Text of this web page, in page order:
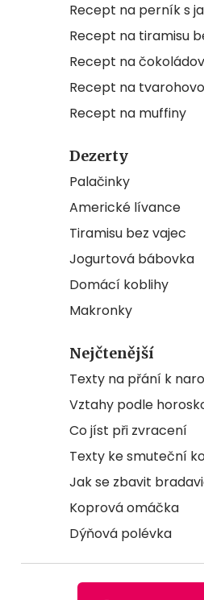
Recept na perník s
Recept na tiramisu
Recept na
Recept na
Recept na muffiny
Dezerty
Palačinky
Americké lívance
Tiramisu bez vajec
Jogurtová bábovka
Domácí koblihy
Makronky
Nejčtenější
Texty na přání k
Vztahy podle
Co jíst při zvracení
Texty ke smuteční
Jak se zbavit
Koprová omáčka
Dýňová polévka